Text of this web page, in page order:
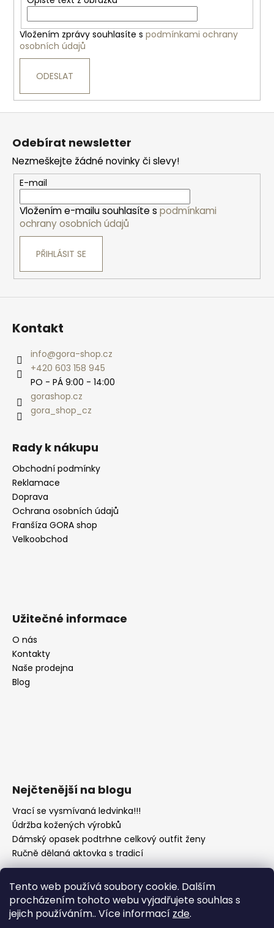
Tento web používá soubory cookie. Dalším
procházením tohoto webu vyjadřujete souhlas s
jejich používáním.. Více informací zde.
Vložením zprávy souhlasíte s podmínkami ochrany
osobních údajů
ODESLAT
MALÝ
690
Kč
Odebírat newsletter
Nezmeškejte žádné novinky či slevy!
E-mail
Vložením e-mailu souhlasíte s podmínkami
ochrany osobních údajů
PŘIHLÁSIT SE
Kontakt
info@gora-shop.cz
+420 603 158 945
PO - PÁ 9:00 - 14:00
gorashop.cz
gora_shop_cz
Rady k nákupu
Obchodní podmínky
Reklamace
Doprava
Ochrana osobních údajů
Franšíza GORA shop
Velkoobchod
Užitečné informace
O nás
Kontakty
Naše prodejna
Blog
Nejčtenější na blogu
Vrací se vysmívaná ledvinka!!!
Údržba kožených výrobků
Dámský opasek podtrhne celkový outfit ženy
Ručně dělaná aktovka s tradicí